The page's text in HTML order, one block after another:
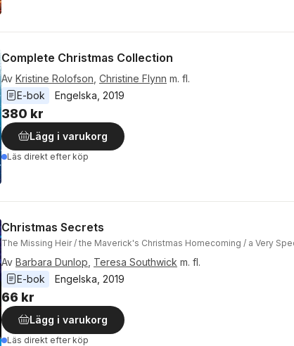
Complete Christmas Collection
Av Kristine Rolofson Christine Flynn m. fl.
E-bok
Engelska 2019
380 kr
Lägg i varukorg
Läs direkt efter köp
Christmas Secrets
The Missing Heir / the Maverick's Christmas Homecoming / a Very
Av Barbara Dunlop Teresa Southwick m. fl.
E-bok
Engelska 2019
66 kr
Lägg i varukorg
Läs direkt efter köp